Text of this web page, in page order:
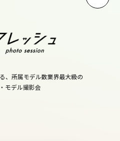
、所属モデル数業界最大級の
モデル撮影会